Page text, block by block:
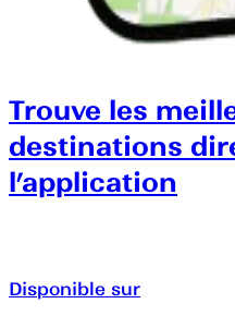
Trouve les
destinations
l’application
Disponible sur